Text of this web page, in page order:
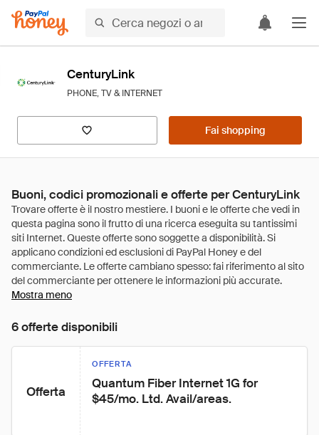
CenturyLink
PHONE, TV & INTERNET
Fai shopping
Buoni, codici promozionali e offerte per CenturyLink
Mostra meno
6 offerte disponibili
Offerta
OFFERTA
Quantum Fiber Internet 1G for
$45/mo. Ltd. Avail/areas.